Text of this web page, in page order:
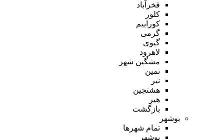
فخرآباد
کلور
کوراییم
گرمی
گیوی
لاهرود
مشگین شهر
نمین
نیر
هشتجین
هیر
بازگشت
بوشهر
تمام شهر‌ها
بوشهر